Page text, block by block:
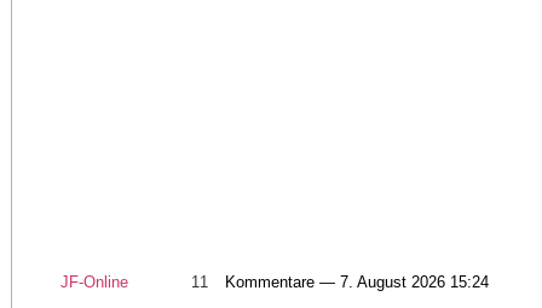
JF-Online 11 Kommentare — 7. August 2026 15:24